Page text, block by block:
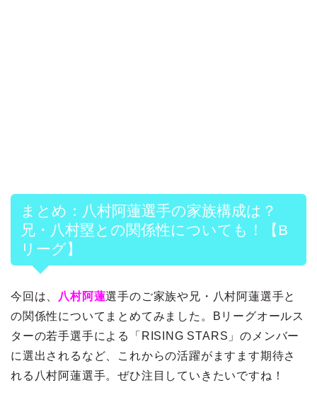
まとめ：八村阿蓮選手の家族構成は？
兄・八村塁との関係性についても！【B
リーグ】
今回は、 八村阿蓮選手のご家族や兄・八村阿蓮選手と
の関係性についてまとめてみました。Bリーグオールス
ターの若手選手による「RISING STARS」のメンバー
に選出されるなど、これからの活躍がますます期待さ
れる八村阿蓮選手。ぜひ注目していきたいですね！